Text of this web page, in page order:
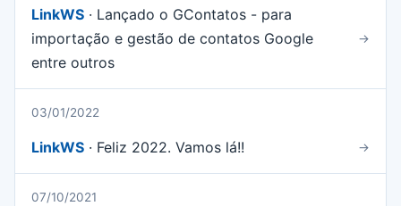
LinkWS · Lançado o GContatos - para
importação e gestão de contatos Google
entre outros
→
03/01/2022
LinkWS · Feliz 2022. Vamos lá!! →
07/10/2021